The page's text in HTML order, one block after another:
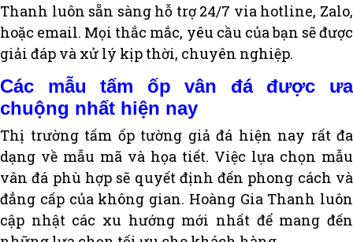
Thanh luôn sẵn sàng hỗ trợ 24/7 via hotline, Zalo,
hoặc email. Mọi thắc mắc, yêu cầu của bạn sẽ được
giải đáp và xử lý kịp thời, chuyên nghiệp.
Các mẫu tấm ốp vân đá được ưa
chuộng nhất hiện nay
Thị trường tấm ốp tường giả đá hiện nay rất đa
dạng về mẫu mã và họa tiết. Việc lựa chọn mẫu
vân đá phù hợp sẽ quyết định đến phong cách và
đẳng cấp của không gian. Hoàng Gia Thanh luôn
cập nhật các xu hướng mới nhất để mang đến